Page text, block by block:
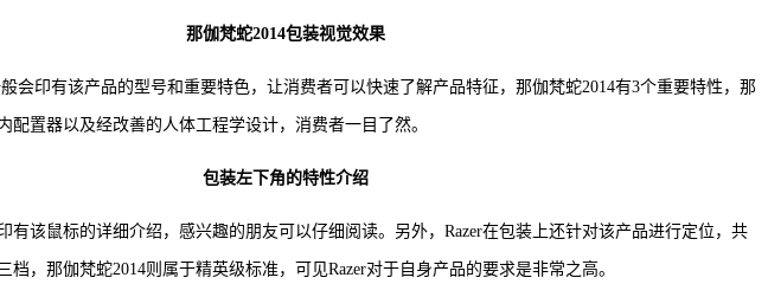
那伽梵蛇2014包装视觉效果
会印有该产品的型号和重要特色，让消费者可以快速了解产品特征，那伽梵蛇2014有3个重要特性，那
配置器以及经改善的人体工程学设计，消费者一目了然。
包装左下角的特性介绍
有该鼠标的详细介绍，感兴趣的朋友可以仔细阅读。另外，Razer在包装上还针对该产品进行定位，共
，那伽梵蛇2014则属于精英级标准，可见Razer对于自身产品的要求是非常之高。